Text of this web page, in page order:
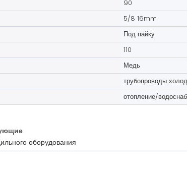
90
5/8 16mm
Под пайку
110
Медь
трубопроводы
отопление/
оборудования